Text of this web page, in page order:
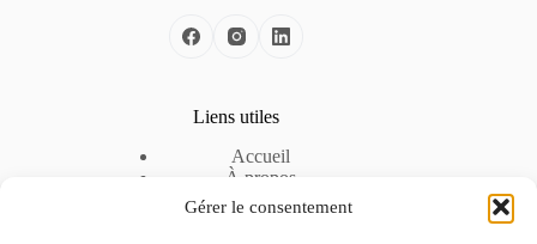
Gérer le consentement
Liens utiles
Accueil
À propos
Nos solutions